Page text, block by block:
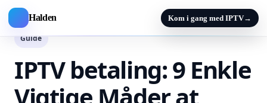
Halden Kom i gang med IPTV→
Guide
IPTV betaling: 9 Enkle